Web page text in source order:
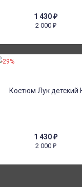
1 430₽
2 000 ₽
1 430₽
2 000 ₽
-29%